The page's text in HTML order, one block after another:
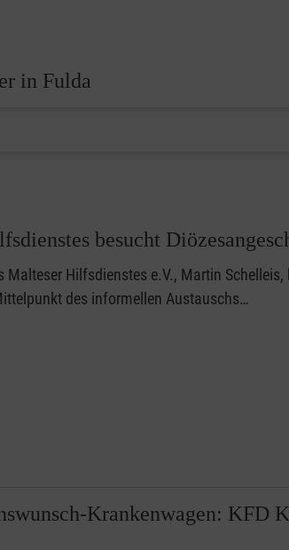
in Fulda
besucht
Malteser Hilfsdienstes e.V., Martin
des informellen Austauschs…
Krankenwagen: KFD